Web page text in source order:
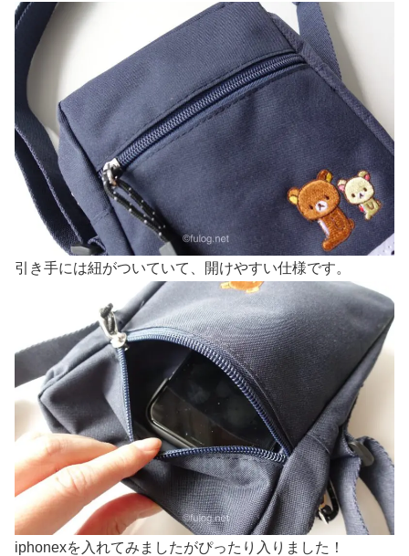
引き手には紐がついていて、開けやすい仕様です。
iphonexを入れてみましたがぴったり入りました！